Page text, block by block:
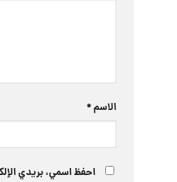
الاسم*
احفظ اسمي، بريدي